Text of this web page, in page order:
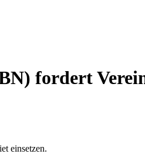
fordert
einsetzen.